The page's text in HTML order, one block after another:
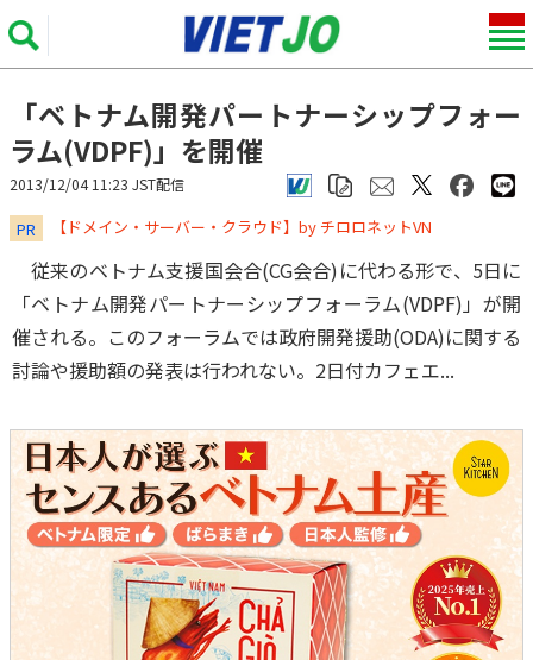
「ベトナム開発パートナーシップフォー
ラム(VDPF)」を開催
2013/12/04 11:23 JST配信
PR ​​​​​​​【ドメイン・サーバー・クラウド】by チロロネットVN
従来のベトナム支援国会合(CG会合)に代わる形で、5日に
「ベトナム開発パートナーシップフォーラム(VDPF)」が開
催される。このフォーラムでは政府開発援助(ODA)に関する
討論や援助額の発表は行われない。2日付カフェエ...